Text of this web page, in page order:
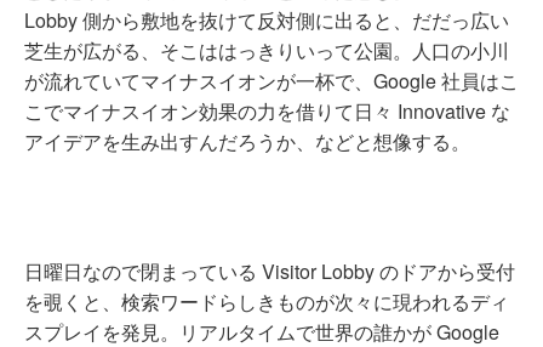
Lobby 側から敷地を抜けて反対側に出ると、だだっ広い
芝生が広がる、そこははっきりいって公園。人口の小川
が流れていてマイナスイオンが一杯で、Google 社員はこ
こでマイナスイオン効果の力を借りて日々 Innovative な
アイデアを生み出すんだろうか、などと想像する。
日曜日なので閉まっている Visitor Lobby のドアから受付
を覗くと、検索ワードらしきものが次々に現われるディ
スプレイを発見。リアルタイムで世界の誰かが Google